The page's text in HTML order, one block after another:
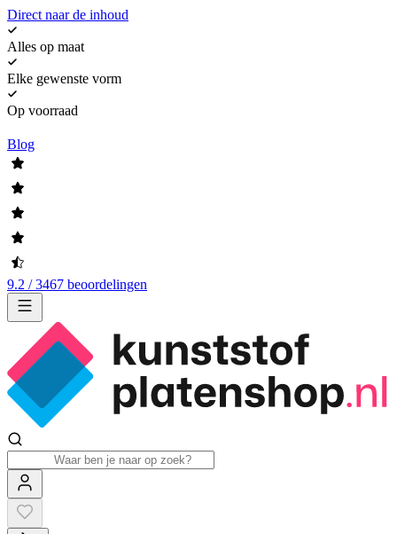
Direct naar de inhoud
Alles op maat
Elke gewenste vorm
Op voorraad
Blog
9.2 / 3467 beoordelingen